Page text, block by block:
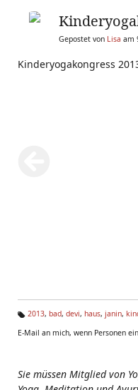
Gepostet von Lisa am
Kinderyogakongress
g
2013, bad, devi, haus, janin,
E-Mail an mich, wenn Personen
Sie müssen Mitglied von